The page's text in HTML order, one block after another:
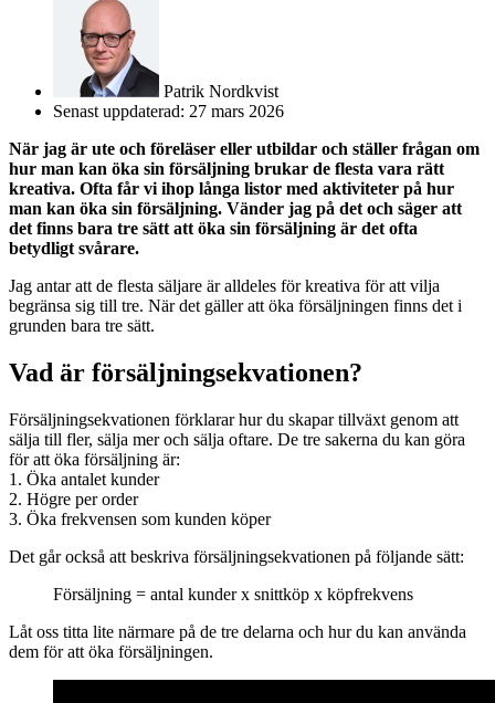
Patrik Nordkvist
Senast uppdaterad: 27 mars 2026
När jag är ute och föreläser eller utbildar och ställer frågan om
hur man kan öka sin försäljning brukar de flesta vara rätt
kreativa. Ofta får vi ihop långa listor med aktiviteter på hur
man kan öka sin försäljning. Vänder jag på det och säger att
det finns bara tre sätt att öka sin försäljning är det ofta
betydligt svårare.
Jag antar att de flesta säljare är alldeles för kreativa för att vilja
begränsa sig till tre. När det gäller att öka försäljningen finns det i
grunden bara tre sätt.
Vad är försäljningsekvationen?
Försäljningsekvationen förklarar hur du skapar tillväxt genom att
sälja till fler, sälja mer och sälja oftare. De tre sakerna du kan göra
för att öka försäljning är:
1. Öka antalet kunder
2. Högre per order
3. Öka frekvensen som kunden köper
Det går också att beskriva försäljningsekvationen på följande sätt:
Försäljning = antal kunder x snittköp x köpfrekvens
Låt oss titta lite närmare på de tre delarna och hur du kan använda
dem för att öka försäljningen.